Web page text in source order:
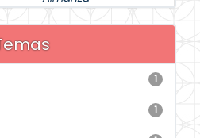
1
1